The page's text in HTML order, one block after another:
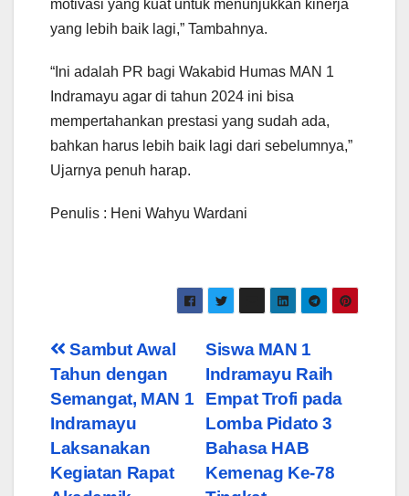
motivasi yang kuat untuk menunjukkan kinerja
yang lebih baik lagi,” Tambahnya.
“Ini adalah PR bagi Wakabid Humas MAN 1
Indramayu agar di tahun 2024 ini bisa
mempertahankan prestasi yang sudah ada,
bahkan harus lebih baik lagi dari sebelumnya,”
Ujarnya penuh harap.
Penulis : Heni Wahyu Wardani
Post
navigation
Siswa MAN 1
Indramayu Raih
Empat Trofi pada
Lomba Pidato 3
Bahasa HAB
Kemenag Ke-78
Sambut Awal
Tahun dengan
Semangat, MAN 1
Indramayu
Laksanakan
Kegiatan Rapat